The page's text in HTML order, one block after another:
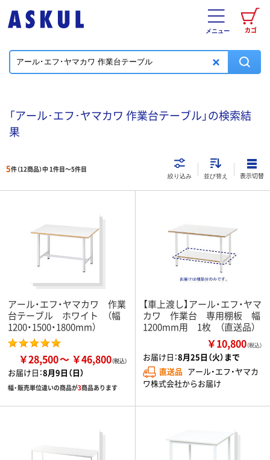
カゴ
メニュー
「アール･エフ･ヤマカワ 作業台テーブル」の検索結
果
5件（12商品）中 1件目～5件目
絞り込み 並び替え 表示切替
アール・エフ・ヤマカワ 作業
台テーブル ホワイト （幅
1200・1500・1800mm）
￥28,500 ￥46,800
お届け日：8月9日（日）
幅・販売単位違いの商品が3商品あります
【車上渡し】アール・エフ・ヤマ
カワ 作業台 専用棚板 幅
1200mm用 1枚 （直送品）
￥10,800（税込）
お届け日：8月25日（火）まで
直送品 アール・エフ・ヤマカ
ワ株式会社からお届け